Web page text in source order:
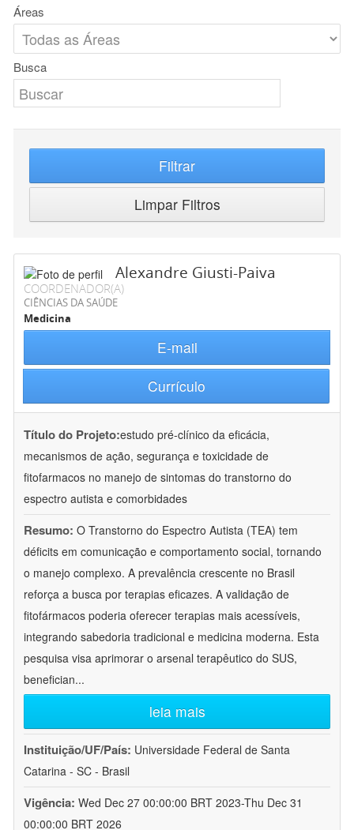
Áreas
Busca
Filtrar
Limpar Filtros
Alexandre Giusti-Paiva
COORDENADOR(A)
CIÊNCIAS DA SAÚDE
Medicina
E-mail
Currículo
Título do Projeto:estudo pré-clínico da eficácia,
mecanismos de ação, segurança e toxicidade de
fitofarmacos no manejo de sintomas do transtorno do
espectro autista e comorbidades
Resumo: O Transtorno do Espectro Autista (TEA) tem
déficits em comunicação e comportamento social, tornando
o manejo complexo. A prevalência crescente no Brasil
reforça a busca por terapias eficazes. A validação de
fitofármacos poderia oferecer terapias mais acessíveis,
integrando sabedoria tradicional e medicina moderna. Esta
pesquisa visa aprimorar o arsenal terapêutico do SUS,
benefician...
leia mais
Instituição/UF/País: Universidade Federal de Santa
Catarina - SC - Brasil
Vigência: Wed Dec 27 00:00:00 BRT 2023-Thu Dec 31
00:00:00 BRT 2026